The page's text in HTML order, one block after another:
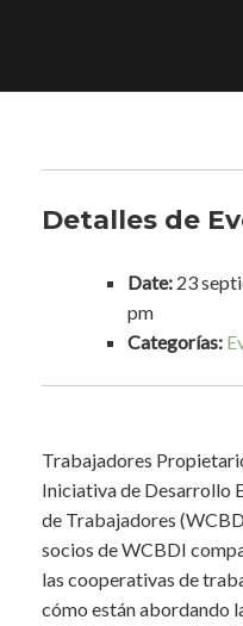
Detalles de
Date: 23
pm
Categorías:
Trabajadores
Iniciativa de Desarrollo
de Trabajadores
socios de WCBDI
las cooperativas de
cómo están abordando